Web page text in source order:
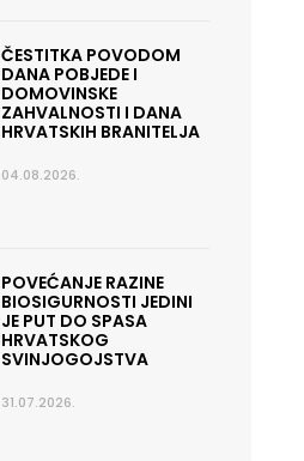
ČESTITKA POVODOM
DANA POBJEDE I
DOMOVINSKE
ZAHVALNOSTI I DANA
HRVATSKIH BRANITELJA
04.08.2026.
POVEĆANJE RAZINE
BIOSIGURNOSTI JEDINI
JE PUT DO SPASA
HRVATSKOG
SVINJOGOJSTVA
31.07.2026.